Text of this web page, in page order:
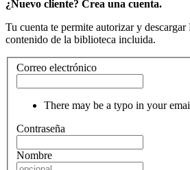
¿Nuevo cliente? Crea una cuenta.
Tu cuenta te permite autorizar y
contenido de la biblioteca incluida.
Correo electrónico
There may be a typo in your
Contraseña
Nombre